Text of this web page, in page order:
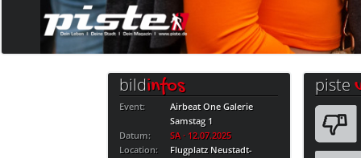
bildinfos
Event:
Airbeat One Galerie
Samstag 1
Datum:
SA · 12.07.2025
Location:
Flugplatz Neustadt-
piste